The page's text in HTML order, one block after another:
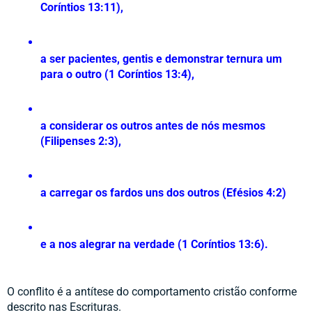
Coríntios 13:11),
a ser pacientes, gentis e demonstrar ternura um
para o outro (1 Coríntios 13:4),
a considerar os outros antes de nós mesmos
(Filipenses 2:3),
a carregar os fardos uns dos outros (Efésios 4:2)
e a nos alegrar na verdade (1 Coríntios 13:6).
O conflito é a antítese do comportamento cristão conforme
descrito nas Escrituras.